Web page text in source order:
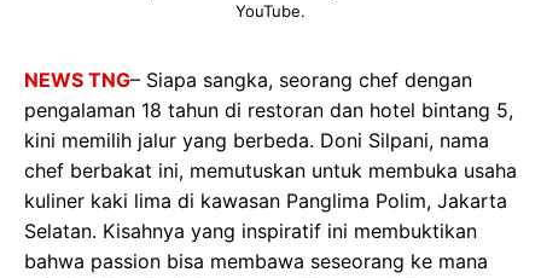
YouTube.
NEWS TNG– Siapa sangka, seorang chef dengan
pengalaman 18 tahun di restoran dan hotel bintang 5,
kini memilih jalur yang berbeda. Doni Silpani, nama
chef berbakat ini, memutuskan untuk membuka usaha
kuliner kaki lima di kawasan Panglima Polim, Jakarta
Selatan. Kisahnya yang inspiratif ini membuktikan
bahwa passion bisa membawa seseorang ke mana